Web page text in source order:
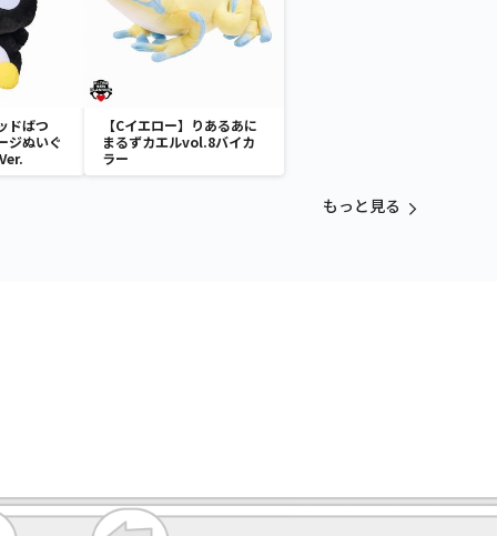
ドばつ
ぬいぐ
【Cイエロー】りあるあに
まるずカエルvol.8バイカ
ラー
もっと見る